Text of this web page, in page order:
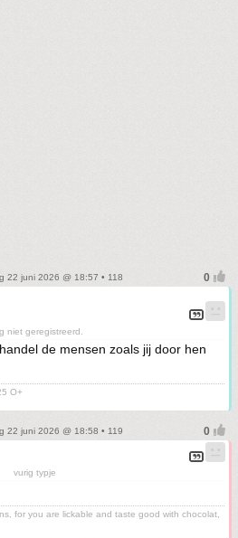
22 juni 2026 @ 18:57 • 118
niet geregistreerd.
de mensen zoals jij door hen
O+
22 juni 2026 @ 18:58 • 119
vurig typje
for you are lickable and taste good with chocolat,